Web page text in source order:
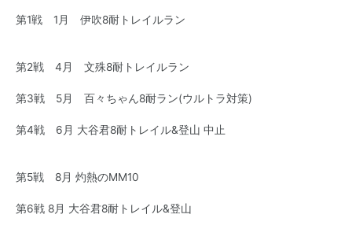
第1戦 1月 伊吹8耐トレイルラン
第2戦 4月 文殊8耐トレイルラン
第3戦 5月 百々ちゃん8耐ラン(ウルトラ対策)
第4戦 6月 大谷君8耐トレイル&登山 中止
第5戦 8月 灼熱のMM10
第6戦 8月 大谷君8耐トレイル&登山